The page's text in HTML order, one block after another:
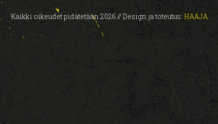
Kaikki oikeudet pidätetään 2026 // Design ja toteutus: HAAJA